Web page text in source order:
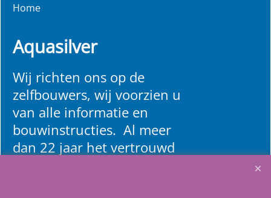
Home
Aquasilver
Wij richten ons op de
zelfbouwers, wij voorzien u
van alle informatie en
bouwinstructies. Al meer
dan 22 jaar het vertrouwd